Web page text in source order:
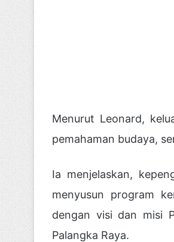
Menurut Leonard,
pemahaman budaya,
Ia menjelaskan,
menyusun program
dengan visi dan misi
Palangka Raya.